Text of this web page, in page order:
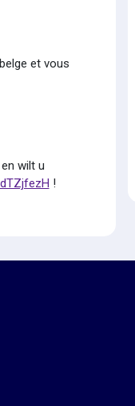
et vous
wilt u
!